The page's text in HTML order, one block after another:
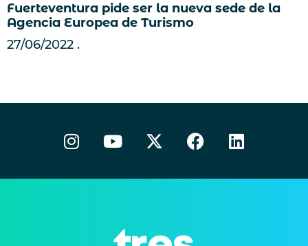
Fuerteventura pide ser la nueva sede de la
Agencia Europea de Turismo
27/06/2022